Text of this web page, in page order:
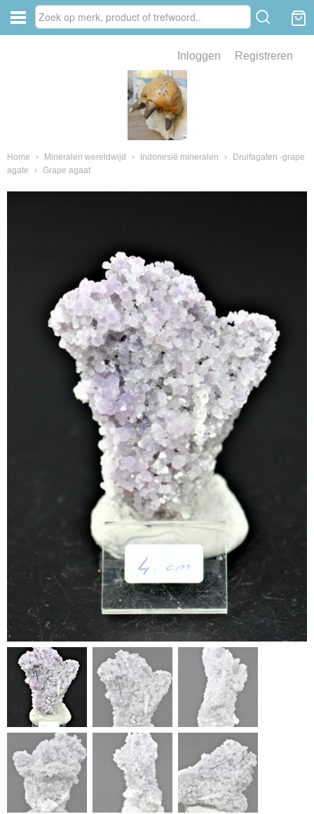
Inloggen Registreren
Home › Mineralen wereldwijd › Indonesië mineralen ›
Druifagaten -grape
agate
› Grape agaat
van fossielen en mineralen